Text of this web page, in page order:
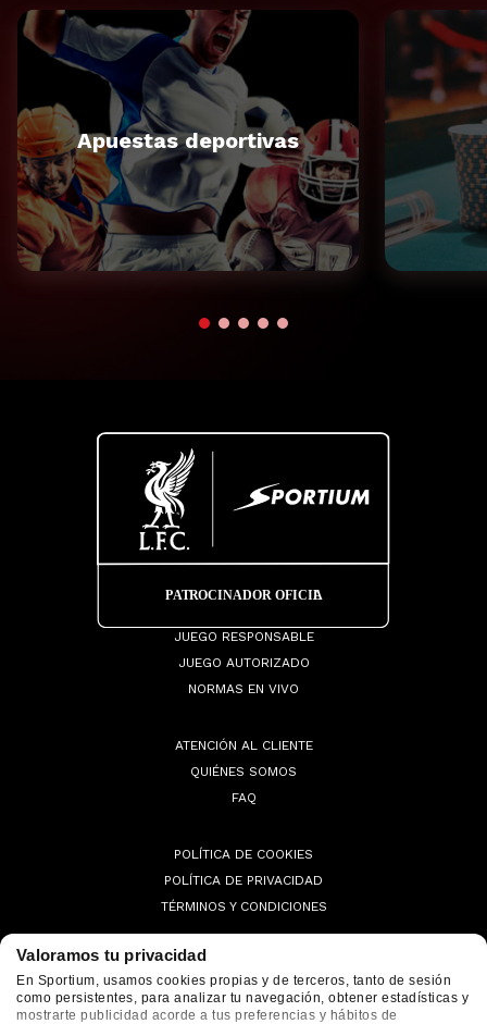
Valoramos tu privacidad
En Sportium, usamos cookies propias y de terceros, tanto de sesión
como persistentes, para analizar tu navegación, obtener estadísticas y
mostrarte publicidad acorde a tus preferencias y hábitos de
Apuestas deportivas
JUEGO RESPONSABLE
JUEGO AUTORIZADO
NORMAS EN VIVO
ATENCIÓN AL CLIENTE
QUIÉNES SOMOS
FAQ
POLÍTICA DE COOKIES
POLÍTICA DE PRIVACIDAD
TÉRMINOS Y CONDICIONES
© 2026 Sportium. All Rights Reserved.